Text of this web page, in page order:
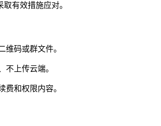
有效措施应对。
维码或群文件。
不上传云端。
费和权限内容。